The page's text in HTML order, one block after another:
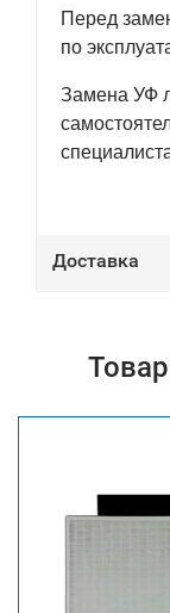
Перед
по
Замена УФ
Доставка